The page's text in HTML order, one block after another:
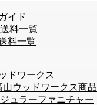
イド
料一覧
料一覧
ドワークス
山ウッドワークス商品
ュラーファニチャー